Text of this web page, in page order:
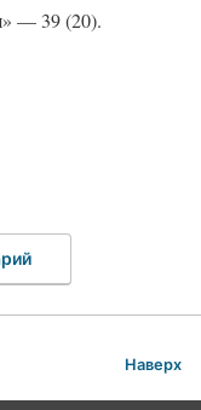
— 39 (20).
Наверх